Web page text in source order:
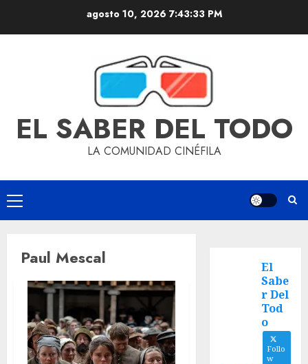
agosto 10, 2026 7:43:33 PM
EL SABER DEL TODO
LA COMUNIDAD CINÉFILA
Paul Mescal
El
Sabe
r Del
Tod
o
Follo
w